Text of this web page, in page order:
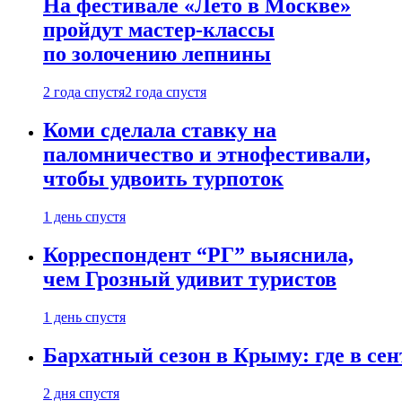
На фестивале «Лето в Москве»
пройдут мастер-классы
по золочению лепнины
2 года спустя2 года спустя
Коми сделала ставку на
паломничество и этнофестивали,
чтобы удвоить турпоток
1 день спустя
Корреспондент “РГ” выяснила,
чем Грозный удивит туристов
1 день спустя
Бархатный сезон в Крыму: где в
2 дня спустя